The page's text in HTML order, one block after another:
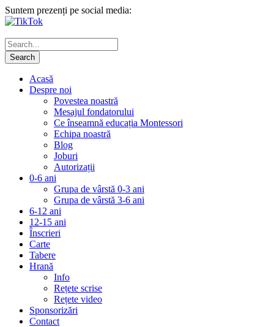
Suntem prezenți pe social media:
Acasă
Despre noi
Povestea noastră
Mesajul fondatorului
Ce înseamnă educația Montessori
Echipa noastră
Blog
Joburi
Autorizații
0-6 ani
Grupa de vârstă 0-3 ani
Grupa de vârstă 3-6 ani
6-12 ani
12-15 ani
Înscrieri
Carte
Tabere
Hrană
Info
Rețete scrise
Rețete video
Sponsorizări
Contact